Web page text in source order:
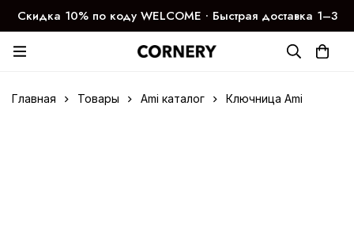
Скидка 10% по коду WELCOME ∙ Быстрая доставка 1–3
дня
Главная Товары Ami каталог Ключница Ami